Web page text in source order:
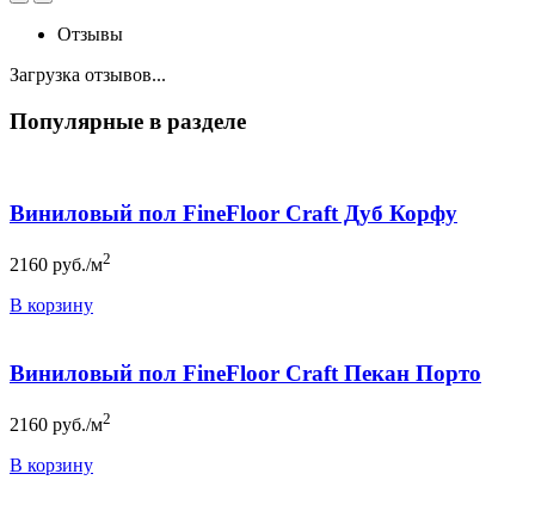
Отзывы
Загрузка отзывов...
Популярные в разделе
Виниловый пол FineFloor Craft Дуб Корфу
2160 руб./м2
В корзину
Виниловый пол FineFloor Craft Пекан Порто
2160 руб./м2
В корзину